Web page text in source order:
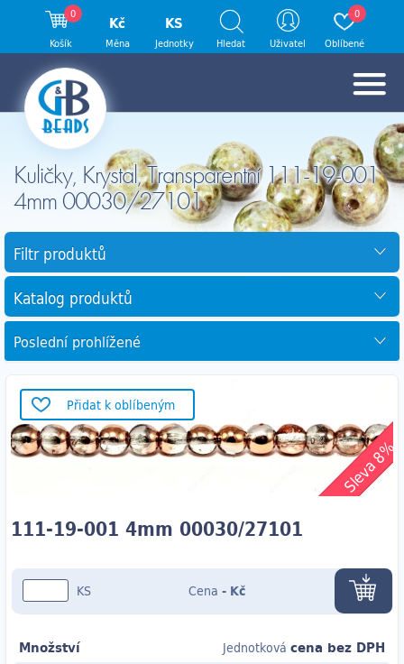
Kuličky, Krystal, Transparentní 111-19-001
4mm 00030/27101
Filtr produktů
Katalog produktů
Poslední prohlížené
Přidat k oblíbeným
Sleva 8%
111-19-001 4mm 00030/27101
KS Cena - Kč
Množství Jednotková cena bez DPH
0
Košík
Kč
Měna
KS
Jednotky Hledat Uživatel
0
Oblíbené